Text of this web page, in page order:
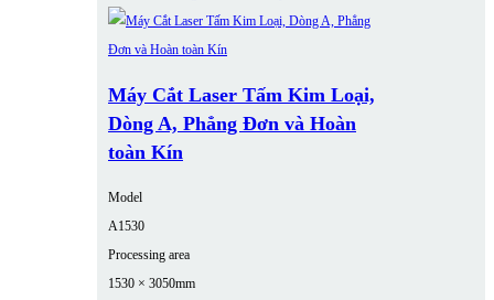
Máy Cắt Laser Tấm Kim Loại,
Dòng A, Phẳng Đơn và Hoàn
toàn Kín
Model
A1530
Processing area
1530 × 3050mm